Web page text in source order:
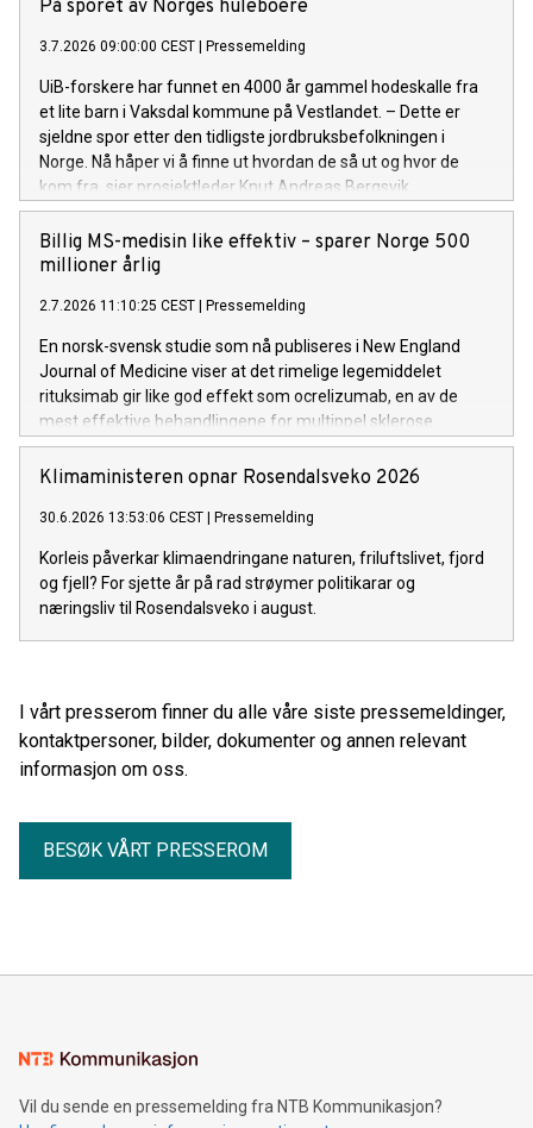
På sporet av Norges huleboere
3.7.2026 09:00:00 CEST Pressemelding
UiB-forskere har funnet en 4000 år gammel hodeskalle fra
et lite barn i Vaksdal kommune på Vestlandet. – Dette er
sjeldne spor etter den tidligste jordbruksbefolkningen i
Norge. Nå håper vi å finne ut hvordan de så ut og hvor de
kom fra, sier prosjektleder Knut Andreas Bergsvik.
Billig MS-medisin like effektiv – sparer Norge 500
millioner årlig
2.7.2026 11:10:25 CEST Pressemelding
En norsk-svensk studie som nå publiseres i New England
Journal of Medicine viser at det rimelige legemiddelet
rituksimab gir like god effekt som ocrelizumab, en av de
mest effektive behandlingene for multippel sklerose.
Samtidig sparer bruk av rituksimab det norske helsevesenet
rundt 500 millioner kroner hvert år.
Klimaministeren opnar Rosendalsveko 2026
30.6.2026 13:53:06 CEST Pressemelding
Korleis påverkar klimaendringane naturen, friluftslivet, fjord
og fjell? For sjette år på rad strøymer politikarar og
næringsliv til Rosendalsveko i august.
I vårt presserom finner du alle våre siste pressemeldinger,
kontaktpersoner, bilder, dokumenter og annen relevant
informasjon om oss.
BESØK VÅRT PRESSEROM
Vil du sende en pressemelding fra NTB Kommunikasjon?